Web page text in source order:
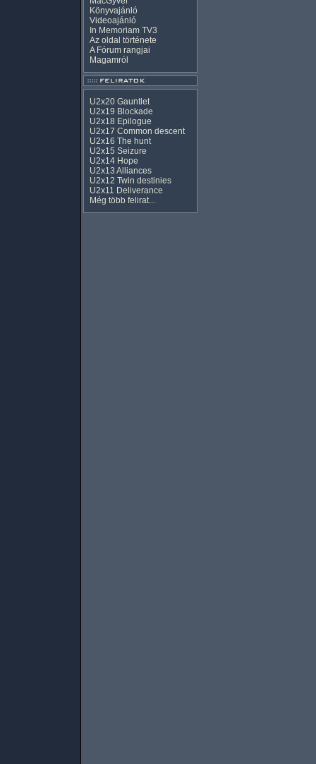
Könyvajánló
Videoajánló
In Memoriam TV3
Az oldal története
A Fórum rangjai
Magamról
U2x20 Gauntlet
U2x19 Blockade
U2x18 Epilogue
U2x17 Common descent
U2x16 The hunt
U2x15 Seizure
U2x14 Hope
U2x13 Alliances
U2x12 Twin destinies
U2x11 Deliverance
Még több felirat...